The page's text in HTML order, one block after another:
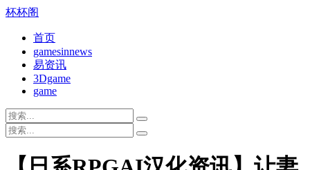
杯杯阁
首页
gamesinnews
易资讯
3Dgame
game